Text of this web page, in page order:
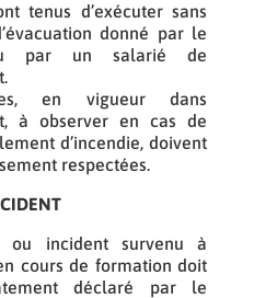
tenus d’exécuter sans
donné par le
par un salarié de
en vigueur dans
à observer en cas de
d’incendie, doivent
respectées.
ou incident survenu à
cours de formation doit
déclaré par le